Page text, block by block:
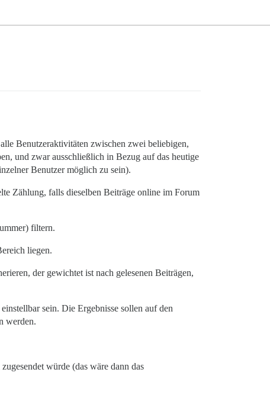
Benutzeraktivitäten zwischen zwei beliebigen,
und zwar ausschließlich in Bezug auf das heutige
Benutzer möglich zu sein).
Zählung, falls dieselben Beiträge online im Forum
filtern.
liegen.
der gewichtet ist nach gelesenen Beiträgen,
sein. Die Ergebnisse sollen auf den
werden.
würde (das wäre dann das